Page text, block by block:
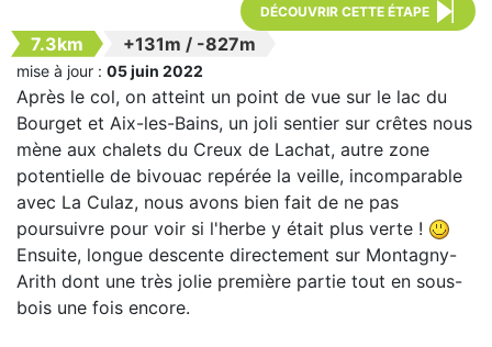
DÉCOUVRIR CETTE ÉTAPE
7.3km +131m / -827m
mise à jour : 05 juin 2022
Après le col, on atteint un point de vue sur le lac du
Bourget et Aix-les-Bains, un joli sentier sur crêtes nous
mène aux chalets du Creux de Lachat, autre zone
potentielle de bivouac repérée la veille, incomparable
avec La Culaz, nous avons bien fait de ne pas
poursuivre pour voir si l'herbe y était plus verte !
Ensuite, longue descente directement sur Montagny-
Arith dont une très jolie première partie tout en sous-
bois une fois encore.